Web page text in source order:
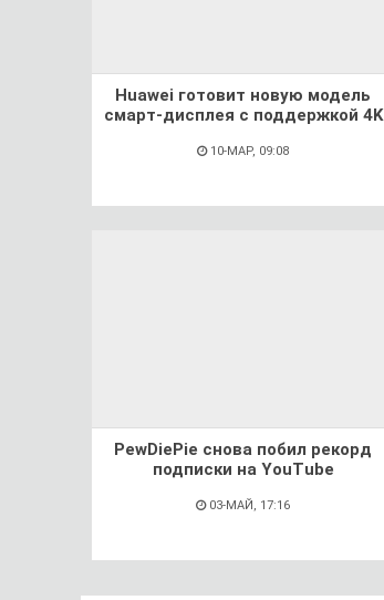
Huawei готовит новую модель
смарт-дисплея с поддержкой 4K
10-МАР, 09:08
PewDiePie снова побил рекорд
подписки на YouTube
03-МАЙ, 17:16